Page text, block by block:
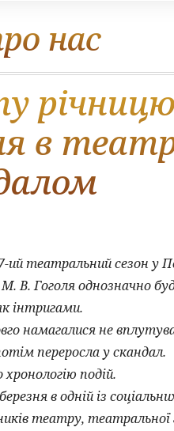
нас
в
ий театральний сезон у
В. Гоголя однозначно
інтригами.
намагалися не
переросла у скандал.
подій.
в одній із
театру,